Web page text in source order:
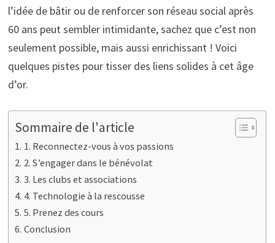
l’idée de bâtir ou de renforcer son réseau social après
60 ans peut sembler intimidante, sachez que c’est non
seulement possible, mais aussi enrichissant ! Voici
quelques pistes pour tisser des liens solides à cet âge
d’or.
Sommaire de l'article
1. Reconnectez-vous à vos passions
2. S’engager dans le bénévolat
3. Les clubs et associations
4. Technologie à la rescousse
5. Prenez des cours
Conclusion